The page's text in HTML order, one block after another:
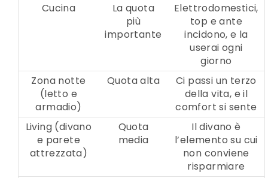
Cucina
La quota
più
importante
Elettrodomestici,
top e ante
incidono, e la
userai ogni
giorno
Zona notte
(letto e
armadio)
Quota alta
Ci passi un terzo
della vita, e il
comfort si sente
Living (divano
e parete
attrezzata)
Quota
media
Il divano è
l’elemento su cui
non conviene
risparmiare